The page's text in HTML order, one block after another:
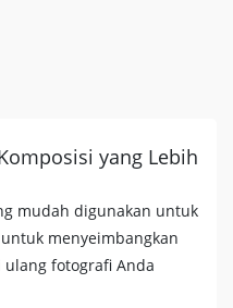
yang Lebih
mudah digunakan untuk
menyeimbangkan
fotografi Anda